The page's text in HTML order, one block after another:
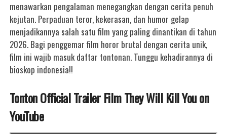
menawarkan pengalaman menegangkan dengan cerita penuh
kejutan. Perpaduan teror, kekerasan, dan humor gelap
menjadikannya salah satu film yang paling dinantikan di tahun
2026. Bagi penggemar film horor brutal dengan cerita unik,
film ini wajib masuk daftar tontonan. Tunggu kehadirannya di
bioskop indonesia!!
Tonton Official Trailer Film They Will Kill You on
YouTube